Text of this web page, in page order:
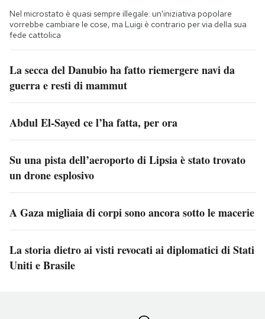
Nel microstato è quasi sempre illegale: un'iniziativa popolare
vorrebbe cambiare le cose, ma Luigi è contrario per via della sua
fede cattolica
La secca del Danubio ha fatto riemergere navi da
guerra e resti di mammut
Abdul El-Sayed ce l’ha fatta, per ora
Su una pista dell’aeroporto di Lipsia è stato trovato
un drone esplosivo
A Gaza migliaia di corpi sono ancora sotto le macerie
La storia dietro ai visti revocati ai diplomatici di Stati
Uniti e Brasile